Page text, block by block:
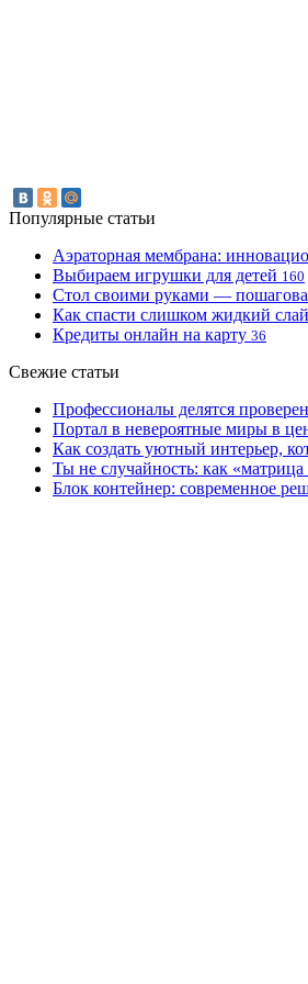
Популярные статьи
Аэраторная мембрана:
Выбираем игрушки для детей 160
Стол своими руками —
Как спасти слишком жидкий
Кредиты онлайн на карту 36
Свежие статьи
Профессионалы делятся
Портал в невероятные миры в
Как создать уютный интерьер,
Ты не случайность: как
Блок контейнер: современное